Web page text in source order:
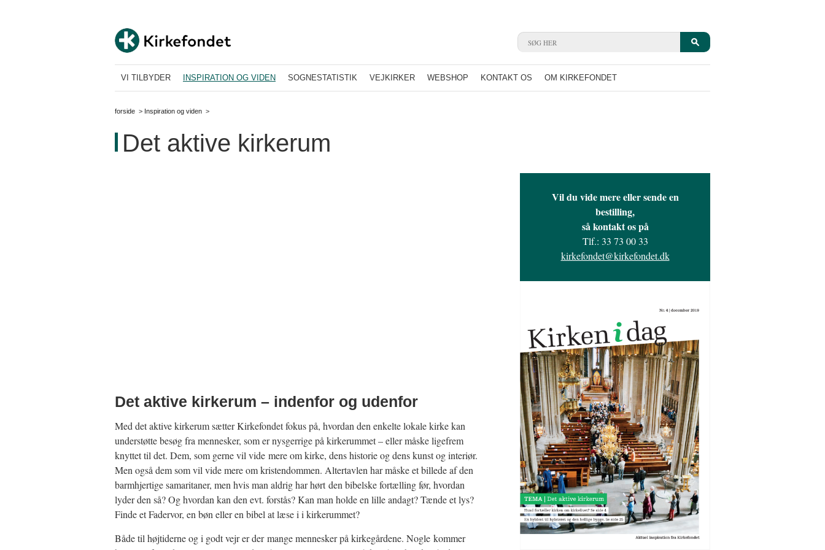
VI TILBYDER INSPIRATION OG VIDEN SOGNESTATISTIK VEJKIRKER WEBSHOP KONTAKT OS OM KIRKEFONDET
forside > Inspiration og viden >
Det aktive kirkerum
Det aktive kirkerum – indenfor og udenfor
Med det aktive kirkerum sætter Kirkefondet fokus på, hvordan den enkelte lokale kirke kan
understøtte besøg fra mennesker, som er nysgerrige på kirkerummet – eller måske ligefrem
knyttet til det. Dem, som gerne vil vide mere om kirke, dens historie og dens kunst og interiør.
Men også dem som vil vide mere om kristendommen. Altertavlen har måske et billede af den
barmhjertige samaritaner, men hvis man aldrig har hørt den bibelske fortælling før, hvordan
lyder den så? Og hvordan kan den evt. forstås? Kan man holde en lille andagt? Tænde et lys?
Finde et Fadervor, en bøn eller en bibel at læse i i kirkerummet?
Både til højtiderne og i godt vejr er der mange mennesker på kirkegårdene. Nogle kommer
Vil du vide mere eller sende en
bestilling,
så kontakt os på
Tlf.: 33 73 00 33
kirkefondet@kirkefondet.dk